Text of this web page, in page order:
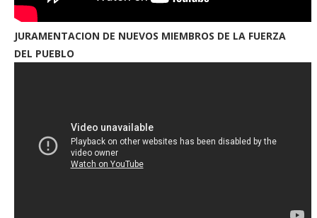
JURAMENTACION DE NUEVOS MIEMBROS DE LA FUERZA
DEL PUEBLO